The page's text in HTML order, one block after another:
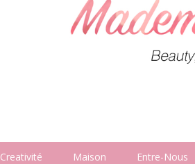
Creativité Maison Entre-Nous